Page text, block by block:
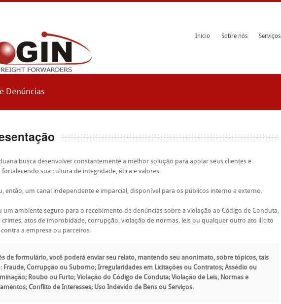
Início Sobre nós Serviços
Denúncias
busca desenvolver constantemente a melhor solução para apoiar seus clientes e
fortalecendo sua cultura de integridade, ética e valores.
então, um canal independente e imparcial, disponível para os públicos interno e externo.
um ambiente seguro para o recebimento de denúncias sobre a violação ao Código de Conduta,
crimes, atos de improbidade, corrupção, violação de normas, leis ou qualquer outro ato ilícito
a empresa ou parceiros.
de formulário, você poderá enviar seu relato, mantendo seu anonimato, sobre tópicos, tais
Fraude, Corrupção ou Suborno; Irregularidades em Licitações ou Contratos; Assédio ou
Roubo ou Furto; Violação do Código de Conduta; Violação de Leis, Normas e
Conflito de Interesses; Uso Indevido de Bens ou Serviços.